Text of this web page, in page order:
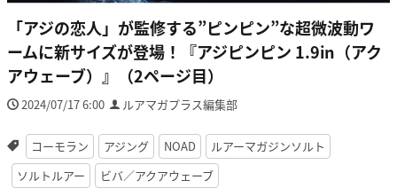
「アジの恋人」が監修する”ピンピン”な超微波動ワ
ームに新サイズが登場！『アジピンピン 1.9in（アク
アウェーブ）』（2ページ目）
2024/07/17 6:00 ルアマガプラス編集部
コーモラン アジング NOAD
ルアーマガジンソルト
ソルトルアー
ビバ／アクアウェーブ